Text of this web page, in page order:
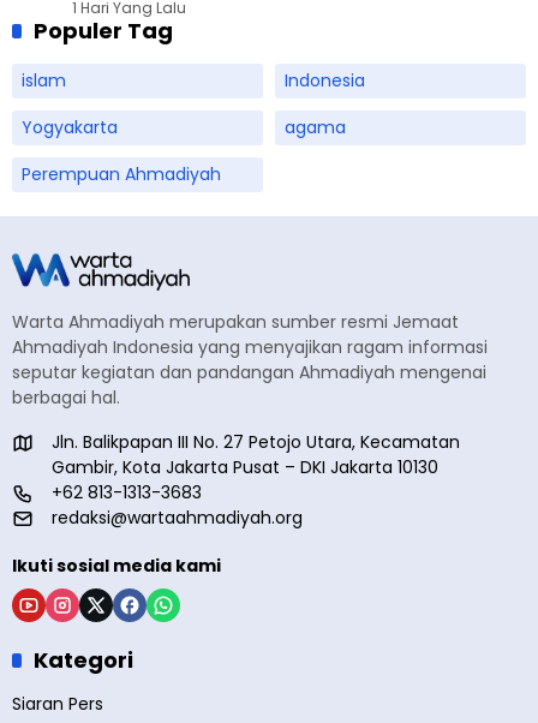
Sampah
1 Hari Yang Lalu
Populer Tag
islam
Indonesia
Yogyakarta
agama
Perempuan Ahmadiyah
Warta Ahmadiyah merupakan sumber resmi Jemaat
Ahmadiyah Indonesia yang menyajikan ragam informasi
seputar kegiatan dan pandangan Ahmadiyah mengenai
berbagai hal.
Jln. Balikpapan III No. 27 Petojo Utara, Kecamatan
Gambir, Kota Jakarta Pusat – DKI Jakarta 10130
+62 813-1313-3683
redaksi@wartaahmadiyah.org
Ikuti sosial media kami
Kategori
Siaran Pers